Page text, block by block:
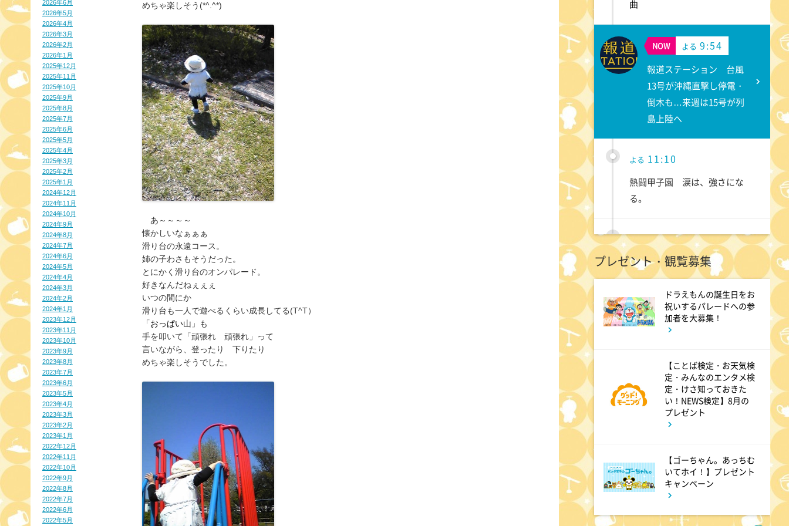
2026年6月
2026年5月
2026年4月
2026年3月
2026年2月
2026年1月
2025年12月
2025年11月
2025年10月
2025年9月
2025年8月
2025年7月
2025年6月
2025年5月
2025年4月
2025年3月
2025年2月
2025年1月
2024年12月
2024年11月
2024年10月
2024年9月
2024年8月
2024年7月
2024年6月
2024年5月
2024年4月
2024年3月
2024年2月
2024年1月
2023年12月
2023年11月
2023年10月
2023年9月
2023年8月
2023年7月
2023年6月
2023年5月
2023年4月
2023年3月
2023年2月
2023年1月
2022年12月
2022年11月
2022年10月
2022年9月
2022年8月
2022年7月
2022年6月
2022年5月
めちゃ楽しそう(*^.^*)
あ～～～～
懐かしいなぁぁぁ
滑り台の永遠コース。
姉の子わさもそうだった。
とにかく滑り台のオンパレード。
好きなんだねぇぇぇ
いつの間にか
滑り台も一人で遊べるくらい成長してる(T^T）
「おっぱい山」も
手を叩いて「頑張れ　頑張れ」って
言いながら、登ったり　下りたり
めちゃ楽しそうでした。
曲
NOW よる 9:54
報道ステーション 台風
13号が沖縄直撃し停電・
倒木も…来週は15号が列
島上陸へ
よる 11:10
熱闘甲子園 涙は、強さにな
る。
よる 11:40
気づきの扉
よる 11:45
名探偵のままでいて #4
0:45
キッチンカー大作戦!
1:15
バズマンTV
深夜 1:45
ラブ!!Jリーグ
プレゼント・観覧募集
ドラえもんの誕生日をお
祝いするパレードへの参
加者を大募集！
【ことば検定・お天気検
定・みんなのエンタメ検
定・けさ知っておきた
い！NEWS検定】8月の
プレゼント
【ゴーちゃん。あっちむ
いてホイ！】プレゼント
キャンペーン